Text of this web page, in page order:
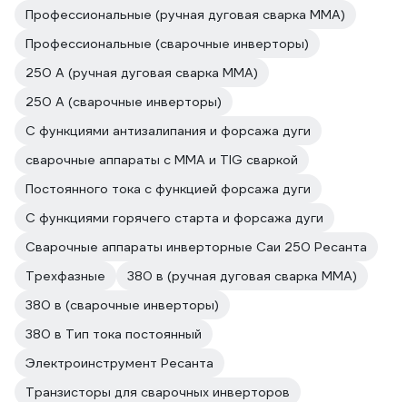
Профессиональные (ручная дуговая сварка MMA)
Профессиональные (сварочные инверторы)
250 А (ручная дуговая сварка MMA)
250 А (сварочные инверторы)
С функциями антизалипания и форсажа дуги
сварочные аппараты с MMA и TIG сваркой
Постоянного тока с функцией форсажа дуги
С функциями горячего старта и форсажа дуги
Сварочные аппараты инверторные Саи 250 Ресанта
Трехфазные
380 в (ручная дуговая сварка MMA)
380 в (сварочные инверторы)
380 в Тип тока постоянный
Электроинструмент Ресанта
Транзисторы для сварочных инверторов